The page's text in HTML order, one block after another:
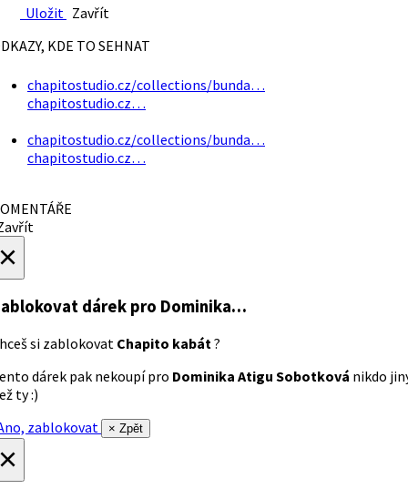
Uložit Zavřít
KDE TO SEHNAT
chapitostudio.cz/collections/bunda…
chapitostudio.cz…
chapitostudio.cz/collections/bunda…
chapitostudio.cz…
dárek pro Dominika…
si zablokovat Chapito kabát ?
dárek pak nekoupí pro Dominika Atigu Sobotková nikdo
ty :)
zablokovat
× Zpět